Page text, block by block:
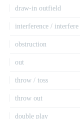
draw-in outfield
interference / interfere
obstruction
out
throw / toss
throw out
double play